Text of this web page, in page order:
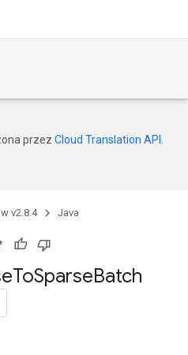
przez Cloud Translation API
v2.8.4 Java
ToSparseBatch